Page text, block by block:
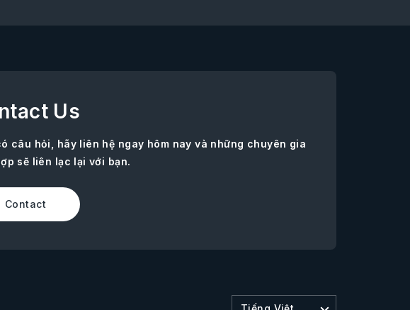
Us
câu hỏi, hãy liên hệ ngay hôm nay và những chuyên gia
sẽ liên lạc lại với bạn.
Contact